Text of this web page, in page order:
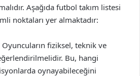
Aşağıda futbol takım listesi
noktaları yer almaktadır:
fiziksel, teknik ve
Bu, hangi
oynayabileceğini